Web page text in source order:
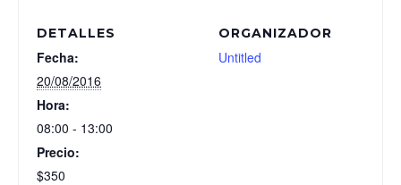
DETALLES
Fecha:
20/08/2016
Hora:
08:00 - 13:00
Precio:
$350
ORGANIZADOR
Untitled